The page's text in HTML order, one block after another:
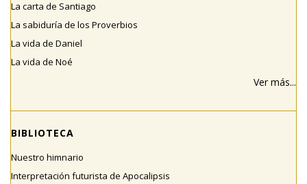
La carta de Santiago
La sabiduría de los Proverbios
La vida de Daniel
La vida de Noé
Ver más...
BIBLIOTECA
Nuestro himnario
Interpretación futurista de Apocalipsis